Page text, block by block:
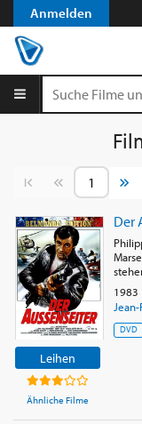
Anmelden
Vorherige
Leihen
Ähnliche Filme
Der
1983
DVD